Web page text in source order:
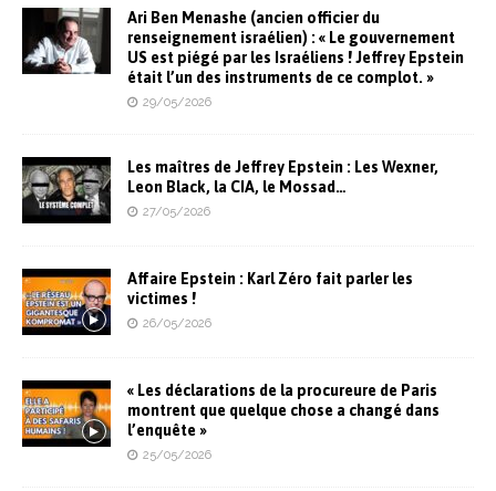
Ari Ben Menashe (ancien officier du
renseignement israélien) : « Le gouvernement
US est piégé par les Israéliens ! Jeffrey Epstein
était l’un des instruments de ce complot. »
29/05/2026
Les maîtres de Jeffrey Epstein : Les Wexner,
Leon Black, la CIA, le Mossad…
27/05/2026
Affaire Epstein : Karl Zéro fait parler les
victimes !
26/05/2026
« Les déclarations de la procureure de Paris
montrent que quelque chose a changé dans
l’enquête »
25/05/2026